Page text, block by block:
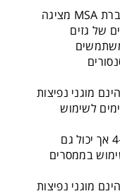
סדרת גלאי Ultima XE של חברת MSA מציגה
של גזים
משתמשים
כל הגלאים מסדרת ULTIMA הינם מוגני נפיצות
לשימוש
לגלאי יציאת תקשורת 4-20ma אך יכול גם
בממסרים
כל הגלאים מסדרת ULTIMA הינם מוגני נפיצות